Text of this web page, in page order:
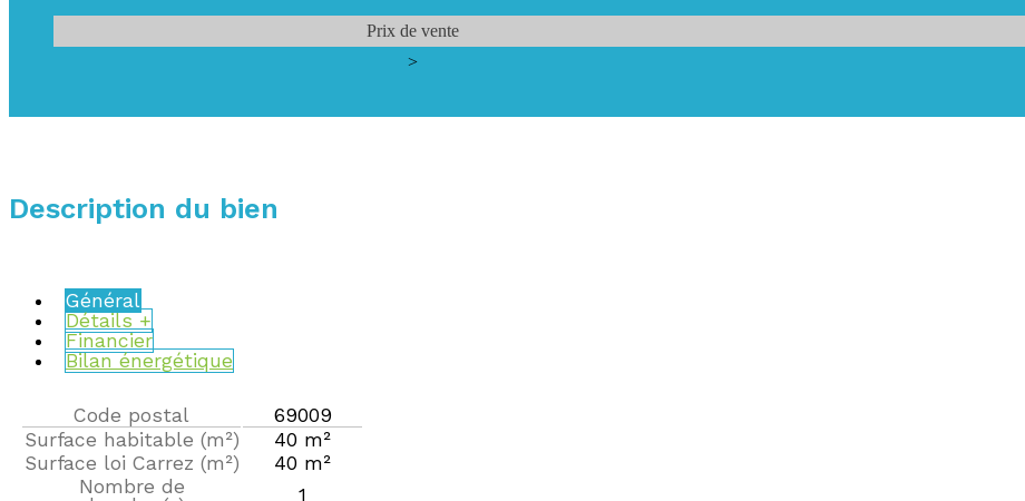
Prix de vente
>
Description du bien
Général
Détails +
Financier
Bilan énergétique
Value
Code postal
69009
Surface habitable (m²)
40 m²
Surface loi Carrez (m²)
40 m²
Nombre de
1